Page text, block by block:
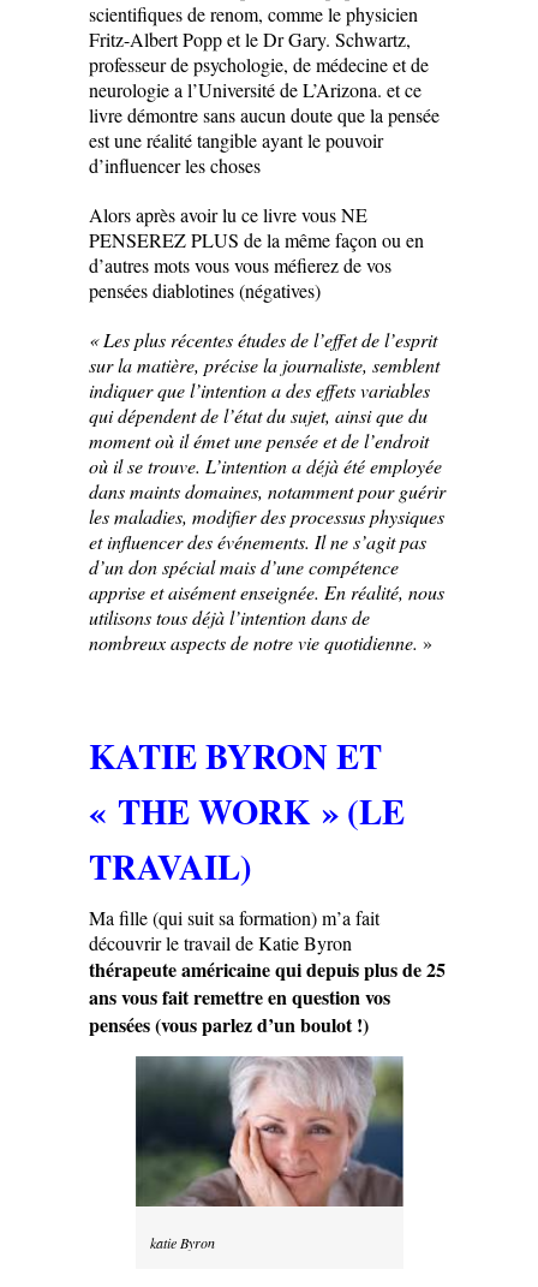
scientifiques de renom, comme le physicien
Fritz-Albert Popp et le Dr Gary. Schwartz,
professeur de psychologie, de médecine et de
neurologie a l’Université de L’Arizona. et ce
livre démontre sans aucun doute que la pensée
est une réalité tangible ayant le pouvoir
d’influencer les choses
Alors après avoir lu ce livre vous NE
PENSEREZ PLUS de la même façon ou en
d’autres mots vous vous méfierez de vos
pensées diablotines (négatives)
« Les plus récentes études de l’effet de l’esprit
sur la matière, précise la journaliste, semblent
indiquer que l’intention a des effets variables
qui dépendent de l’état du sujet, ainsi que du
moment où il émet une pensée et de l’endroit
où il se trouve. L’intention a déjà été employée
dans maints domaines, notamment pour guérir
les maladies, modifier des processus physiques
et influencer des événements. Il ne s’agit pas
d’un don spécial mais d’une compétence
apprise et aisément enseignée. En réalité, nous
utilisons tous déjà l’intention dans de
nombreux aspects de notre vie quotidienne. »
KATIE BYRON ET
« THE WORK » (LE
TRAVAIL)
Ma fille (qui suit sa formation) m’a fait
découvrir le travail de Katie Byron
thérapeute américaine qui depuis plus de 25
ans vous fait remettre en question vos
pensées (vous parlez d’un boulot !)
katie Byron